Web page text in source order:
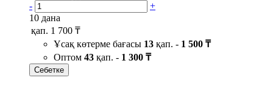
-
+
10 дана
қап. 1 700 ₸
Ұсақ көтерме бағасы 13 қап. - 1 500 ₸
Оптом 43 қап. - 1 300 ₸
Себетке